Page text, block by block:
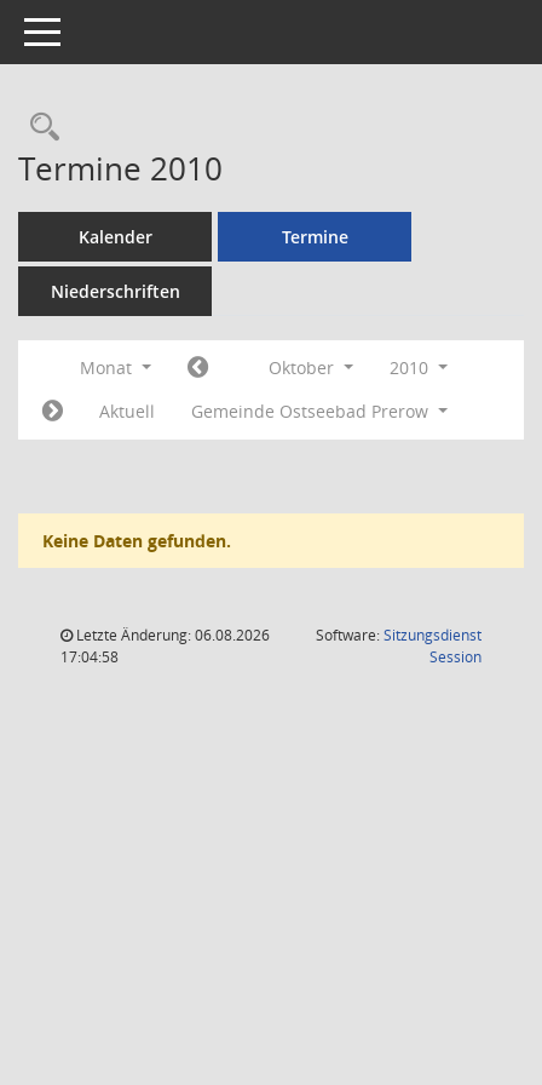
Toggle navigation
Rechercheauswahl
Termine 2010
Kalender Termine
Niederschriften
Monat Oktober
2010
Aktuell
Gemeinde Ostseebad Prerow
Keine Daten gefunden.
Letzte Änderung: 06.08.2026
17:04:58
Software:Sitzungsdienst
Session(Wird in